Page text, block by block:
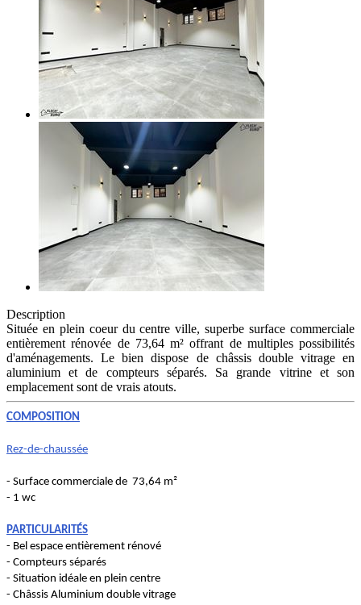
Description
Située en plein coeur du centre ville, superbe surface commerciale
entièrement rénovée de 73,64 m² offrant de multiples possibilités
d'aménagements. Le bien dispose de châssis double vitrage en
aluminium et de compteurs séparés. Sa grande vitrine et son
emplacement sont de vrais atouts.
COMPOSITION
Rez-de-chaussée
- Surface commerciale de 73,64 m²
- 1 wc
PARTICULARITÉS
- Bel espace entièrement rénové
- Compteurs séparés
- Situation idéale en plein centre
- Châssis Aluminium double vitrage